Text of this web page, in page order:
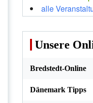
alle
Unsere
Bredstedt-Online
Dänemark Tipps